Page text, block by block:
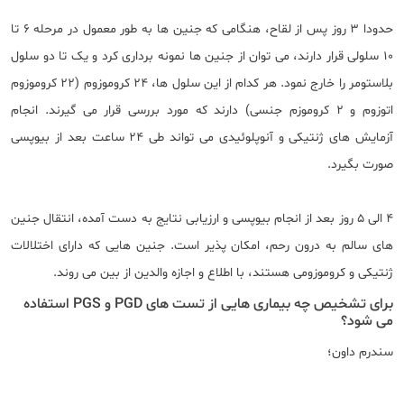
حدودا 3 روز پس از لقاح، هنگامی که جنین ها به طور معمول در مرحله 6 تا
10 سلولی قرار دارند، می توان از جنین ها نمونه برداری کرد و یک تا دو سلول
بلاستومر را خارج نمود. هر کدام از این سلول ها، 24 کروموزوم (22 کروموزوم
اتوزوم و 2 کروموزم جنسی) دارند که مورد بررسی قرار می گیرند. انجام
آزمایش های ژنتیکی و آنوپلوئیدی می تواند طی 24 ساعت بعد از بیوپسی
صورت بگیرد.
4 الی 5 روز بعد از انجام بیوپسی و ارزیابی نتایج به دست آمده، انتقال جنین
های سالم به درون رحم، امکان پذیر است. جنین هایی که دارای اختلالات
ژنتیکی و کروموزومی هستند، با اطلاع و اجازه والدین از بین می روند.
برای تشخیص چه بیماری هایی از تست های PGD و PGS استفاده
می شود؟
سندرم داون؛